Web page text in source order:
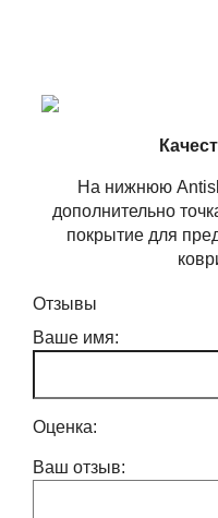
На нижнюю
дополнительно
покрытие для
Отзывы
Ваше имя:
Оценка:
Ваш отзыв: